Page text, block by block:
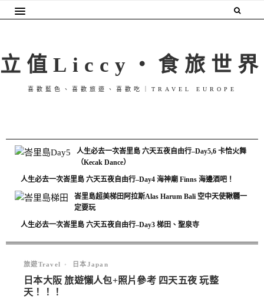
立值Liccy・食旅世界
喜歡藍色、喜歡旅遊、喜歡吃｜TRAVEL EUROPE
人生必去一次峇里島 六天五夜自由行–Day5,6 卡恰火舞
（Kecak Dance）
人生必去一次峇里島 六天五夜自由行–Day4 海神廟 Finns 海邊酒吧！
峇里島超美梯田阿拉斯Alas Harum Bali 空中天使鞦韆一
定要玩
人生必去一次峇里島 六天五夜自由行–Day3 梯田、聖泉寺
旅遊Travel • 日本Japan
日本大阪 旅遊懶人包+照片參考 四天五夜 玩整
天！！！